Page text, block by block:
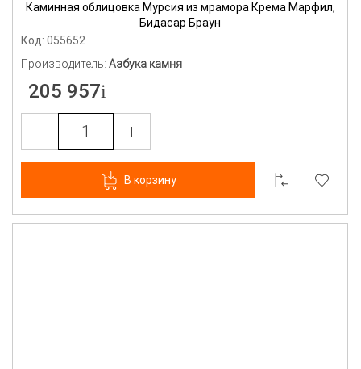
Каминная облицовка Мурсия из мрамора Крема Марфил,
Бидасар Браун
Код: 055652
Производитель: Азбука камня
205 957
В корзину